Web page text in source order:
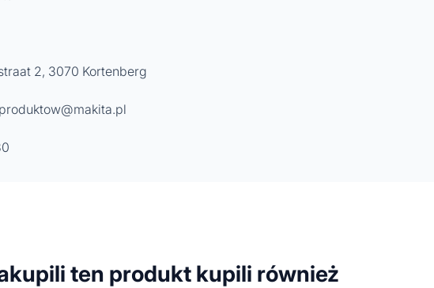
2, 3070 Kortenberg
ten produkt kupili również